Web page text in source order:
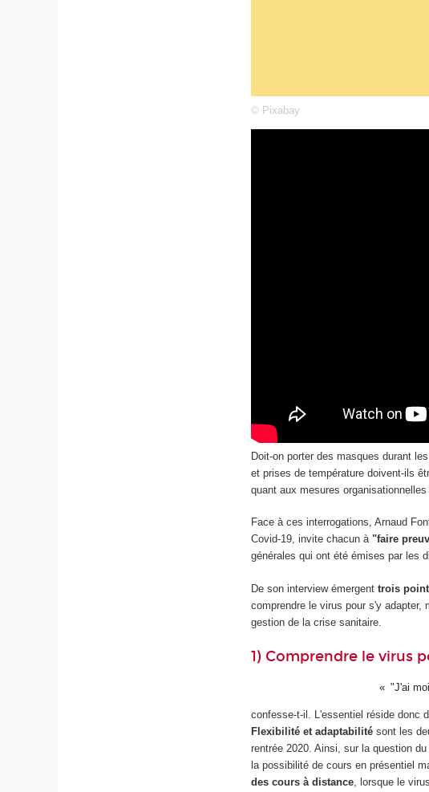
© Pixabay
Doit-on porter des masques durant
et prises de température doivent-ils
quant aux mesures
Face à ces interrogations, Arnaud
Covid-19, invite chacun à"faire
générales qui ont été émises par les
De son interview émergenttrois
comprendre le virus pour s'y
gestion de la crise sanitaire.
1) Comprendre le virus
"J'ai
confesse-t-il. L'essentiel réside donc
Flexibilité et adaptabilité sont les
rentrée 2020. Ainsi, sur la question
la possibilité de cours en présentiel
des cours à distance, lorsque le